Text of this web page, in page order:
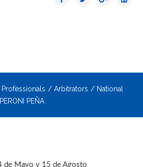
Professionals Arbitrators
National
PEÑA
de Mayo y 15 de Agosto